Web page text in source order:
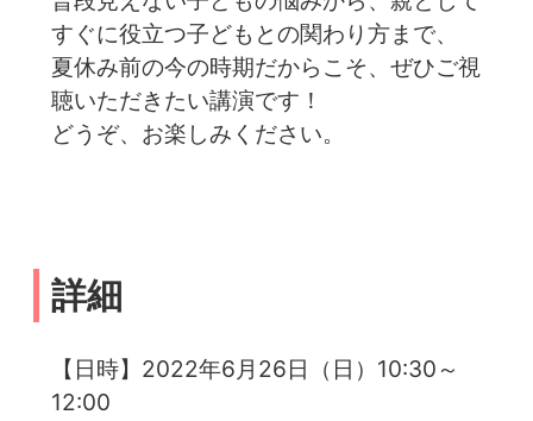
すぐに役立つ子どもとの関わり方まで、
夏休み前の今の時期だからこそ、ぜひご視
聴いただきたい講演です！
どうぞ、お楽しみください。
詳細
【日時】2022年6月26日（日）10:30～
12:00